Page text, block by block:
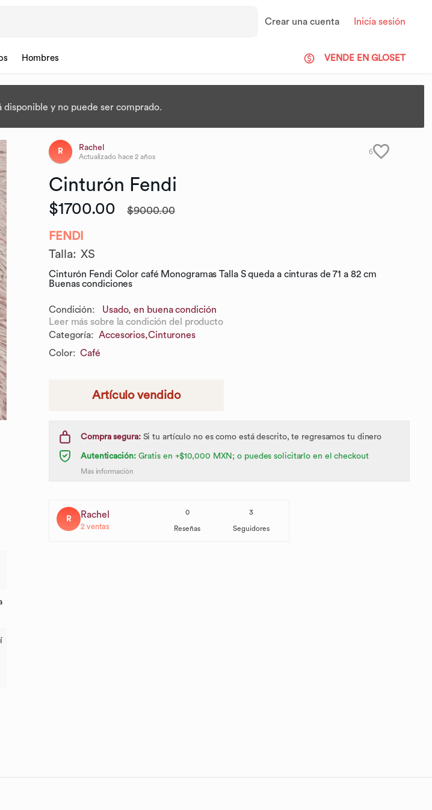
Crear una cuenta Inicia sesión
Hombres VENDE EN GLOSET
disponible y no puede ser comprado.
R Rachel
Actualizado hace 2 años
6
Cinturón Fendi
$1700.00 $9000.00
FENDI
Talla: XS
Cinturón Fendi Color café Monogramas Talla S queda a cinturas de 71 a 82 cm
Buenas condiciones
Condición:
Usado, en buena condición
Leer más sobre la condición del producto
Categoría: Accesorios,Cinturones
Color: Café
Artículo vendido
Compra segura:Si tu artículo no es como está descrito, te regresamos tu dinero
Autenticación:Gratis en +$10,000 MXN; o puedes solicitarlo en el checkout
Más información
R Rachel
2ventas
0
Reseñas
3
Seguidores